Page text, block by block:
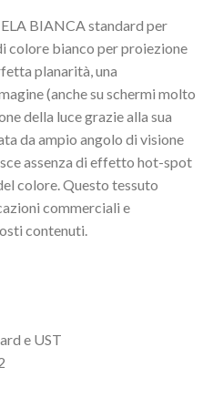
BIANCA standard per
colore bianco per proiezione
planarità, una
(anche su schermi molto
della luce grazie alla sua
da ampio angolo di visione
assenza di effetto hot-spot
colore. Questo tessuto
commerciali e
contenuti.
e UST